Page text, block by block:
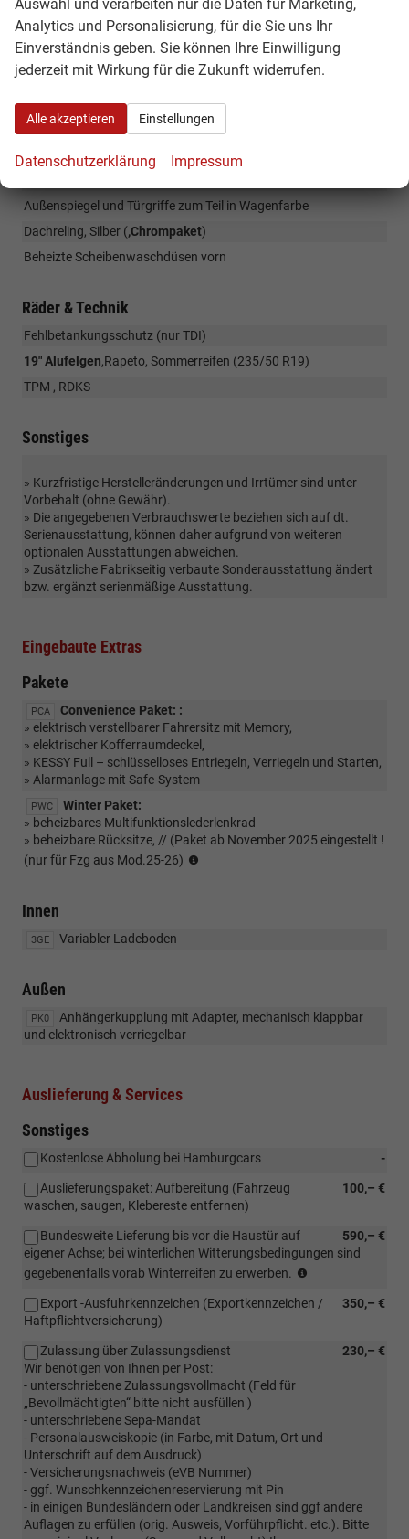
Außen
Nebelscheinwerfer, Abbiegelicht
LED Rückleuchten
Elektrisch anklappbare Außenspiegel , Innenspiegel aut.
Abblendbar, beheizt
Außenspiegel und Türgriffe zum Teil in Wagenfarbe
Dachreling, Silber (,Chrompaket)
Beheizte Scheibenwaschdüsen vorn
Räder & Technik
Fehlbetankungsschutz (nur TDI)
19" Alufelgen,Rapeto, Sommerreifen (235/50 R19)
TPM , RDKS
Sonstiges
» Kurzfristige Herstelleränderungen und Irrtümer sind unter
Vorbehalt (ohne Gewähr).
» Die angegebenen Verbrauchswerte beziehen sich auf dt.
Serienausstattung, können daher aufgrund von weiteren
optionalen Ausstattungen abweichen.
» Zusätzliche Fabrikseitig verbaute Sonderausstattung ändert
bzw. ergänzt serienmäßige Ausstattung.
Eingebaute Extras
Pakete
PCA
Convenience Paket: :
» elektrisch verstellbarer Fahrersitz mit Memory,
» elektrischer Kofferraumdeckel,
» KESSY Full – schlüsselloses Entriegeln, Verriegeln und Starten,
» Alarmanlage mit Safe-System
PWC
Winter Paket:
» beheizbares Multifunktionslederlenkrad
» beheizbare Rücksitze, // (Paket ab November 2025 eingestellt !
(nur für Fzg aus Mod.25-26)
Innen
3GE Variabler Ladeboden
Außen
PK0
Anhängerkupplung mit Adapter, mechanisch klappbar
und elektronisch verriegelbar
Auslieferung & Services
Sonstiges
-
Kostenlose Abholung bei Hamburgcars
100,– €
Auslieferungspaket: Aufbereitung (Fahrzeug
waschen, saugen, Klebereste entfernen)
590,– €
Bundesweite Lieferung bis vor die Haustür auf
eigener Achse; bei winterlichen Witterungsbedingungen sind
gegebenenfalls vorab Winterreifen zu erwerben.
bis
Haustür
winterlichen
vorherige
Absprache
350,– €
Export -Ausfuhrkennzeichen (Exportkennzeichen /
Haftpflichtversicherung)
230,– €
Zulassung über Zulassungsdienst
Wir benötigen von Ihnen per Post:
- unterschriebene Zulassungsvollmacht (Feld für
„Bevollmächtigten“ bitte nicht ausfüllen )
- unterschriebene Sepa-Mandat
- Personalausweiskopie (in Farbe, mit Datum, Ort und
Unterschrift auf dem Ausdruck)
- Versicherungsnachweis (eVB Nummer)
- ggf. Wunschkennzeichenreservierung mit Pin
- in einigen Bundesländern oder Landkreisen sind ggf andere
Auflagen zu erfüllen (orig. Ausweis, Vorführpflicht. etc.). Bitte
Auswahl und verarbeiten nur die Daten für Marketing,
Analytics und Personalisierung, für die Sie uns Ihr
Einverständnis geben. Sie können Ihre Einwilligung
jederzeit mit Wirkung für die Zukunft widerrufen.
Alle akzeptieren Einstellungen
Datenschutzerklärung Impressum